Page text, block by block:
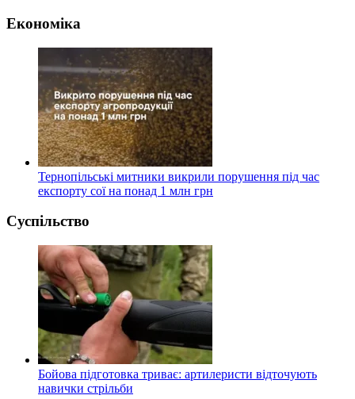
Економіка
Тернопільські митники викрили порушення під час
експорту сої на понад 1 млн грн
Суспільство
Бойова підготовка триває: артилеристи відточують
навички стрільби